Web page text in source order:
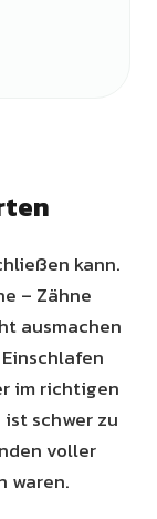
kann.
– Zähne
ausmachen
im richtigen
schwer zu
voller
waren.